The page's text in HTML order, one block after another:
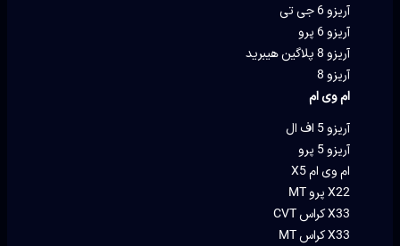
آریزو 6 جی تی
آریزو 6 پرو
آریزو 8 پلاگین هیبرید
آریزو 8
ام وی ام
آریزو 5 اف ال
آریزو 5 پرو
ام وی ام X5
X22 پرو MT
X33 کراس CVT
X33 کراس MT